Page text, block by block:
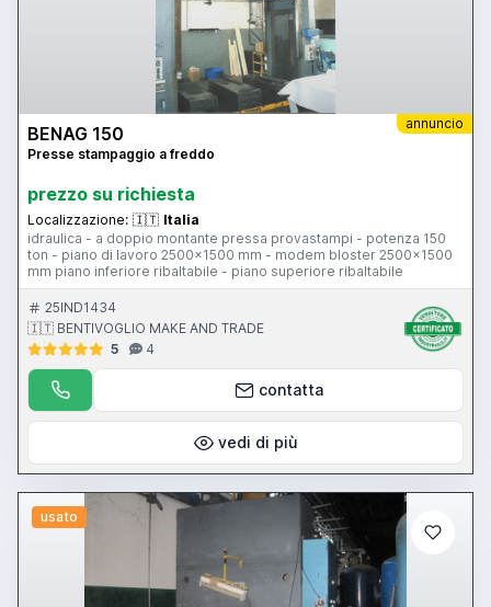
annuncio
BENAG 150
Presse stampaggio a freddo
prezzo su richiesta
Localizzazione: 🇮🇹 Italia
idraulica - a doppio montante pressa provastampi - potenza 150
ton - piano di lavoro 2500x1500 mm - modem bloster 2500x1500
mm piano inferiore ribaltabile - piano superiore ribaltabile
25IND1434
🇮🇹 BENTIVOGLIO MAKE AND TRADE
5
4
contatta
vedi di più
usato